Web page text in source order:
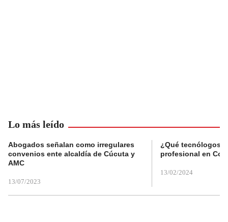
Lo más leído
Abogados señalan como irregulares
convenios ente alcaldía de Cúcuta y
AMC
13/07/2023
¿Qué tecnólogos
profesional en
13/02/2024